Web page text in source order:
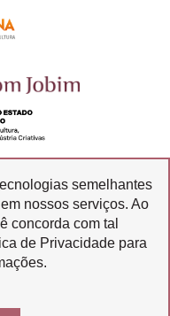
Transparência
semelhantes
nossos serviços. Ao
concorda com tal
de Privacidade para